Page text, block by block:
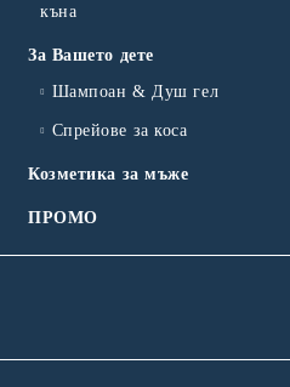
къна
За Вашето дете
Шампоан & Душ гел
Спрейове за коса
Козметика за мъже
ПРОМО